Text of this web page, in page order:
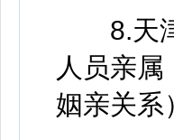
8.天津
人员亲
姻亲关系